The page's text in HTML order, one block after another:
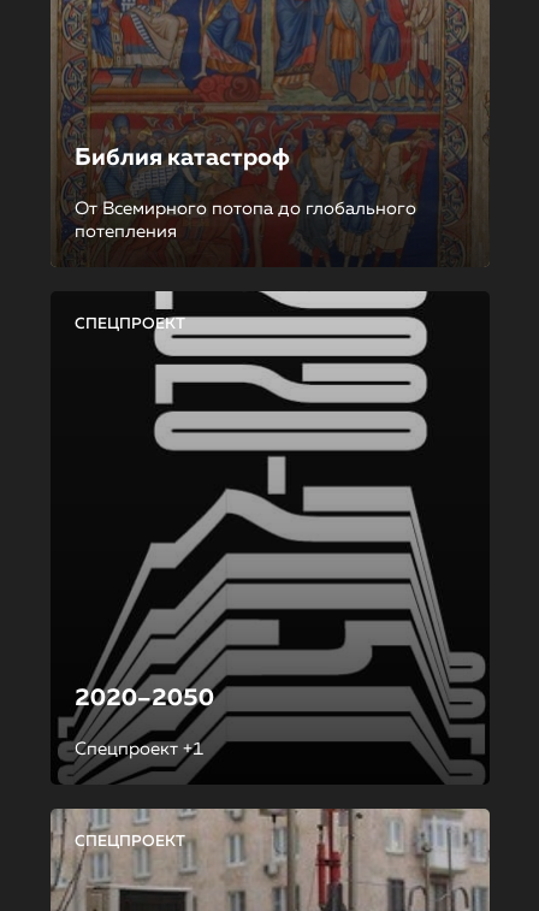
Библия катастроф
От Всемирного потопа до глобального
потепления
СПЕЦПРОЕКТ
2020–2050
Спецпроект +1
СПЕЦПРОЕКТ